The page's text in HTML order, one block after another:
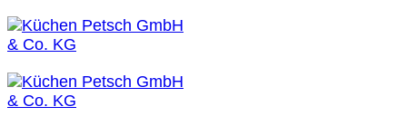
Zum
Inhalt
springen